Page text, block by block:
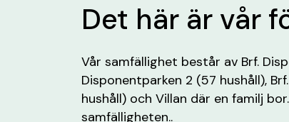
Det här är vår
Vår samfällighet består av Brf.
Disponentparken 2 (57 hushåll),
hushåll) och Villan där en familj
samfälligheten..